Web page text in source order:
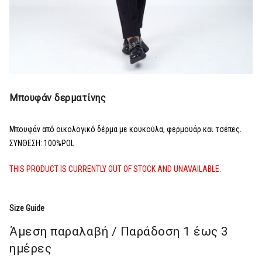
Μπουφάν δερματίνης
Μπουφάν από οικολογικό δέρμα με κουκούλα, φερμουάρ και τσέπες.
ΣΥΝΘΕΣΗ: 100%POL
THIS PRODUCT IS CURRENTLY OUT OF STOCK AND UNAVAILABLE.
Size Guide
Άμεση παραλαβή / Παράδoση 1 έως 3
ημέρες